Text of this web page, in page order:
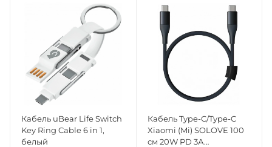
Кабель uBear Life Switch
Key Ring Cable 6 in 1,
белый
Кабель Type-C/Type-C
Xiaomi (Mi) SOLOVE 100
см 20W PD 3А